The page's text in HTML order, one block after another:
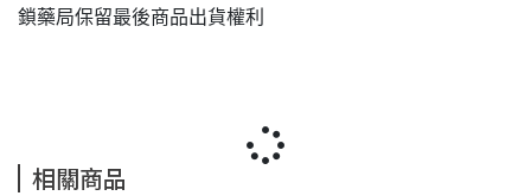
鎖藥局保留最後商品出貨權利
相關商品